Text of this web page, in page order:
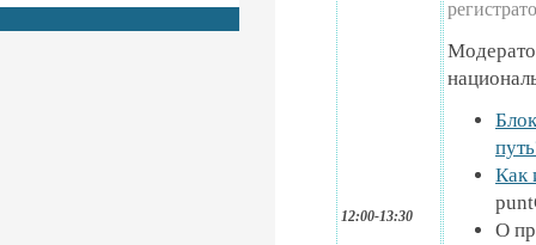
12:00-13:30
Как
О